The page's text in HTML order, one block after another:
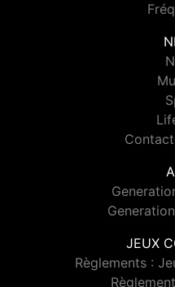
JEUX
Règlements :